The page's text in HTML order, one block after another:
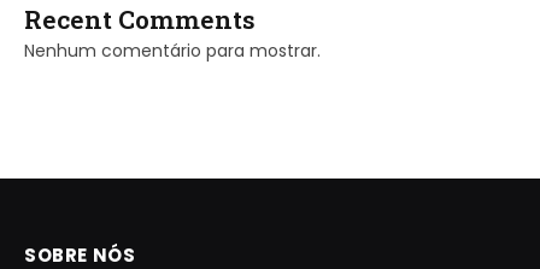
Recent Comments
Nenhum comentário para mostrar.
SOBRE NÓS